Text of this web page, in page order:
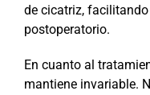
de cicatriz,
postoperatorio.
En cuanto al
mantiene invariable. N